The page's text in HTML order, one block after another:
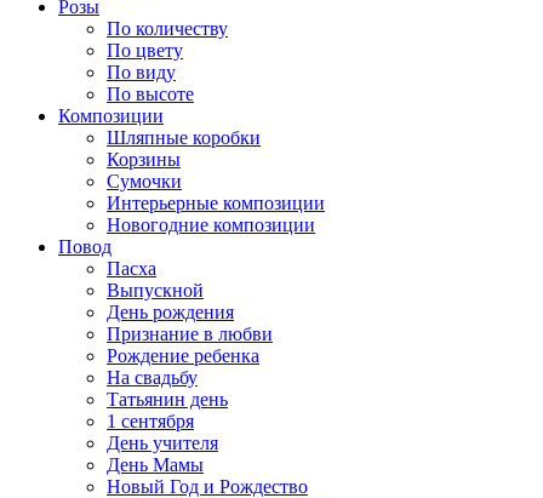
Розы
По количеству
По цвету
По виду
По высоте
Композиции
Шляпные коробки
Корзины
Сумочки
Интерьерные композиции
Новогодние композиции
Повод
Пасха
Выпускной
День рождения
Признание в любви
Рождение ребенка
На свадьбу
Татьянин день
1 сентября
День учителя
День Мамы
Новый Год и Рождество